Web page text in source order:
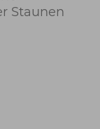
Staunen